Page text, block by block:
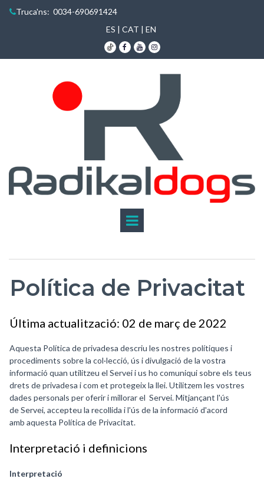
Truca'ns: 0034-690691424
ES | CAT | EN
  
Política de Privacitat
Última actualització: 02 de març de 2022
Aquesta Política de privadesa descriu les nostres polítiques i
procediments sobre la col·lecció, ús i divulgació de la vostra
informació quan utilitzeu el Servei i us ho comuniqui sobre els teus
drets de privadesa i com et protegeix la llei. Utilitzem les vostres
dades personals per oferir i millorar el Servei. Mitjançant l'ús
de Servei, accepteu la recollida i l'ús de la informació d'acord
amb aquesta Política de Privacitat.
Interpretació i definicions
Interpretació